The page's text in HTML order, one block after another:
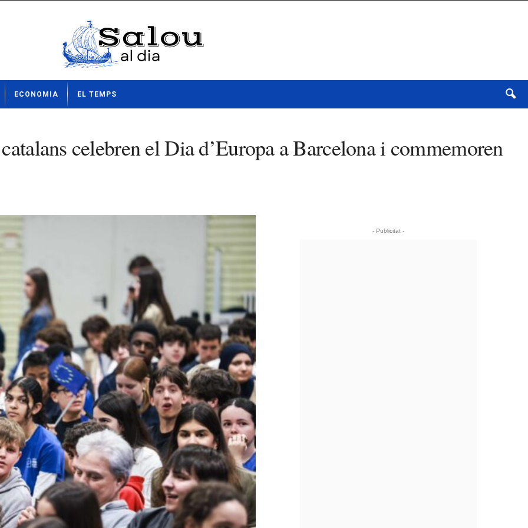
ECONOMIA EL TEMPS
celebren el Dia d’Europa a Barcelona i commemoren
- Publicitat -